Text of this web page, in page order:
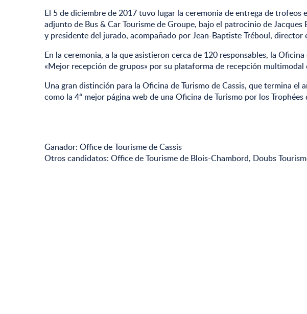
El 5 de diciembre de 2017 tuvo lugar la ceremonia de entrega de
adjunto de Bus & Car Tourisme de Groupe, bajo el patrocinio de
y presidente del jurado, acompañado por Jean-Baptiste Tréboul, director
En la ceremonia, a la que asistieron cerca de 120 responsables, la
«Mejor recepción de grupos» por su plataforma de recepción multimodal
Una gran distinción para la Oficina de Turismo de Cassis, que termina
como la 4ª mejor página web de una Oficina de Turismo por los
Ganador: Office de Tourisme de Cassis
Otros candidatos: Office de Tourisme de Blois-Chambord, Doubs